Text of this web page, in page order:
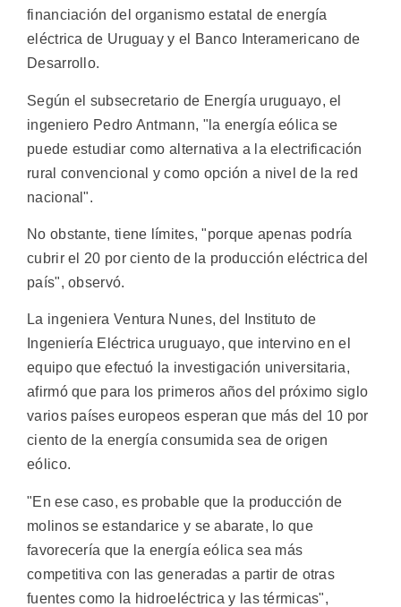
financiación del organismo estatal de energía
eléctrica de Uruguay y el Banco Interamericano de
Desarrollo.
Según el subsecretario de Energía uruguayo, el
ingeniero Pedro Antmann, "la energía eólica se
puede estudiar como alternativa a la electrificación
rural convencional y como opción a nivel de la red
nacional".
No obstante, tiene límites, "porque apenas podría
cubrir el 20 por ciento de la producción eléctrica del
país", observó.
La ingeniera Ventura Nunes, del Instituto de
Ingeniería Eléctrica uruguayo, que intervino en el
equipo que efectuó la investigación universitaria,
afirmó que para los primeros años del próximo siglo
varios países europeos esperan que más del 10 por
ciento de la energía consumida sea de origen
eólico.
"En ese caso, es probable que la producción de
molinos se estandarice y se abarate, lo que
favorecería que la energía eólica sea más
competitiva con las generadas a partir de otras
fuentes como la hidroeléctrica y las térmicas",